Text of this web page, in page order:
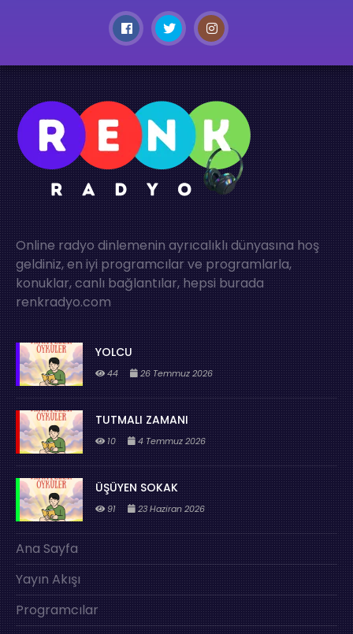
Online radyo dinlemenin ayrıcalıklı dünyasına hoş
geldiniz, en iyi programcılar ve programlarla,
konuklar, canlı bağlantılar, hepsi burada
renkradyo.com
YOLCU
44 26 Temmuz 2026
TUTMALI ZAMANI
10 4 Temmuz 2026
ÜŞÜYEN SOKAK
91 23 Haziran 2026
Ana Sayfa
Yayın Akışı
Programcılar